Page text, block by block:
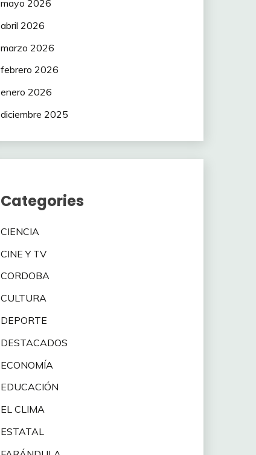
mayo 2026
abril 2026
marzo 2026
febrero 2026
enero 2026
diciembre 2025
Categories
CIENCIA
CINE Y TV
CORDOBA
CULTURA
DEPORTE
DESTACADOS
ECONOMÍA
EDUCACIÓN
EL CLIMA
ESTATAL